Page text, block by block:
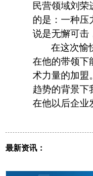
民营领域刘
的是：一种压
说是无懈可击
在这次愉
在他的带领下
术力量的加盟
趋势的背景下
在他以后企业
最新资讯：